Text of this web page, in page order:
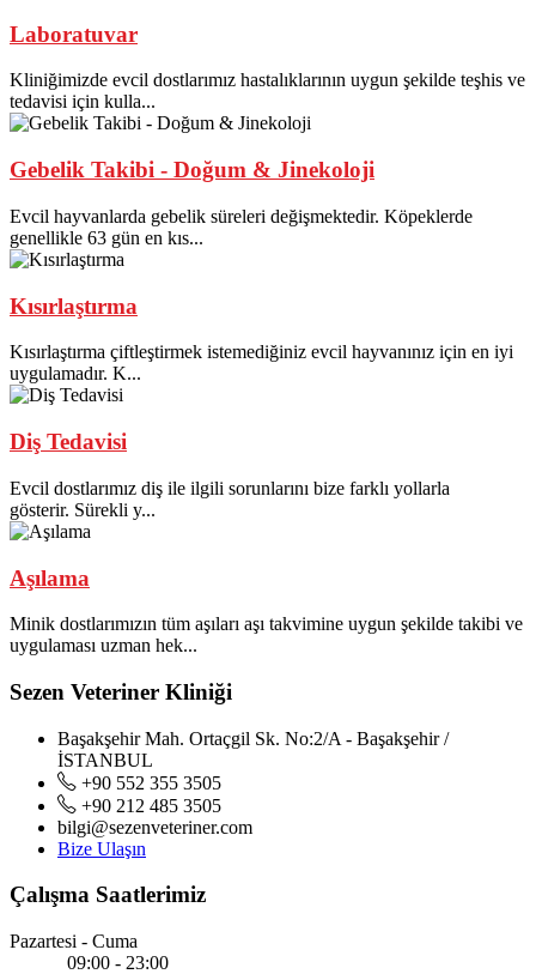
Laboratuvar
Kliniğimizde evcil dostlarımız hastalıklarının uygun şekilde teşhis ve
tedavisi için kulla...
Gebelik Takibi - Doğum & Jinekoloji
Evcil hayvanlarda gebelik süreleri değişmektedir. Köpeklerde
genellikle 63 gün en kıs...
Kısırlaştırma
Kısırlaştırma çiftleştirmek istemediğiniz evcil hayvanınız için en iyi
uygulamadır. K...
Diş Tedavisi
Evcil dostlarımız diş ile ilgili sorunlarını bize farklı yollarla
gösterir. Sürekli y...
Aşılama
Minik dostlarımızın tüm aşıları aşı takvimine uygun şekilde takibi ve
uygulaması uzman hek...
Sezen Veteriner Kliniği
Başakşehir Mah. Ortaçgil Sk. No:2/A - Başakşehir /
İSTANBUL
+90 552 355 3505
+90 212 485 3505
bilgi@sezenveteriner.com
Bize Ulaşın
Çalışma Saatlerimiz
Pazartesi - Cuma
09:00 - 23:00